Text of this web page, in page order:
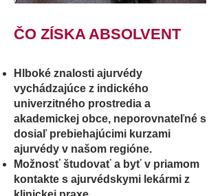
ČO ZÍSKA ABSOLVENT
Hlboké znalosti ajurvédy
vychádzajúce z indického
univerzitného prostredia a
akademickej obce, neporovnateľné s
dosiaľ prebiehajúcimi kurzami
ajurvédy v našom regióne.
Možnosť študovať a byť v priamom
kontakte s ajurvédskymi lekármi z